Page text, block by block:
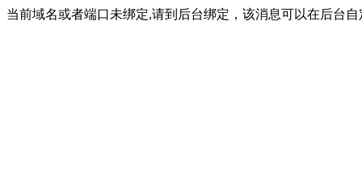
当前域名或者端口未绑定,请到后台绑定，该消息可以在后台自